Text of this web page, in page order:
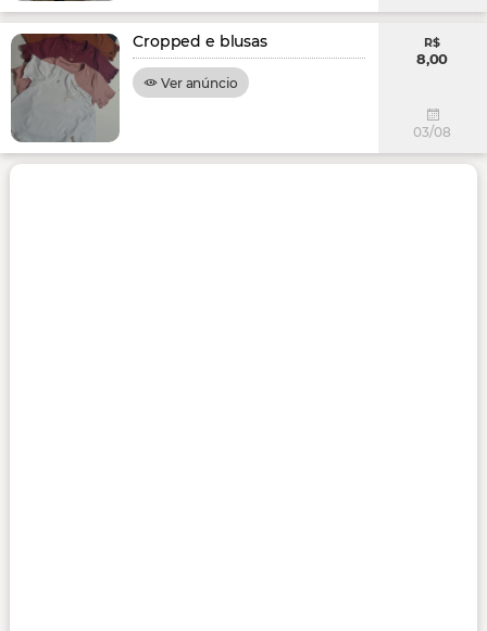
Cropped e blusas
Ver anúncio
R$
8,00
03/08